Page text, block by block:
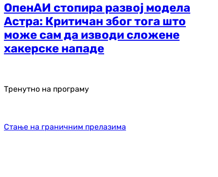
ОпенАИ стопира развој модела
Астра: Критичан због тога што
може сам да изводи сложене
хакерске нападе
Тренутно на програму
Стање на граничним прелазима